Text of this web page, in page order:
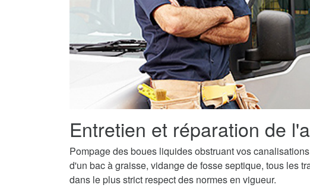
Entretien et réparation de
Pompage des boues liquides obstruant vos
d'un bac à graisse, vidange de fosse septique, tous les
dans le plus strict respect des normes en vigueur.